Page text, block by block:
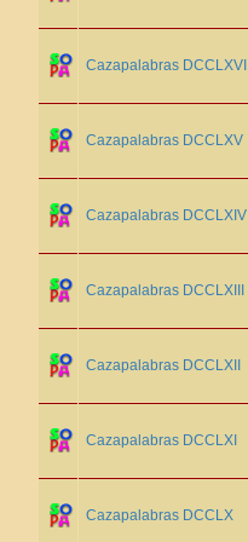
Cazapalabras DCCLXVI
Cazapalabras DCCLXV
Cazapalabras DCCLXIV
Cazapalabras DCCLXIII
Cazapalabras DCCLXII
Cazapalabras DCCLXI
Cazapalabras DCCLX